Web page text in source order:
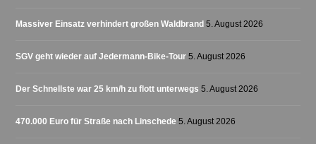
Massiver Einsatz verhindert großen Waldbrand 5. August 2026
SGV geht wieder auf Jedermann-Bike-Tour 5. August 2026
Der Schnellste war 25 km/h zu flott unterwegs 5. August 2026
470.000 Euro für Straße nach Linschede 5. August 2026